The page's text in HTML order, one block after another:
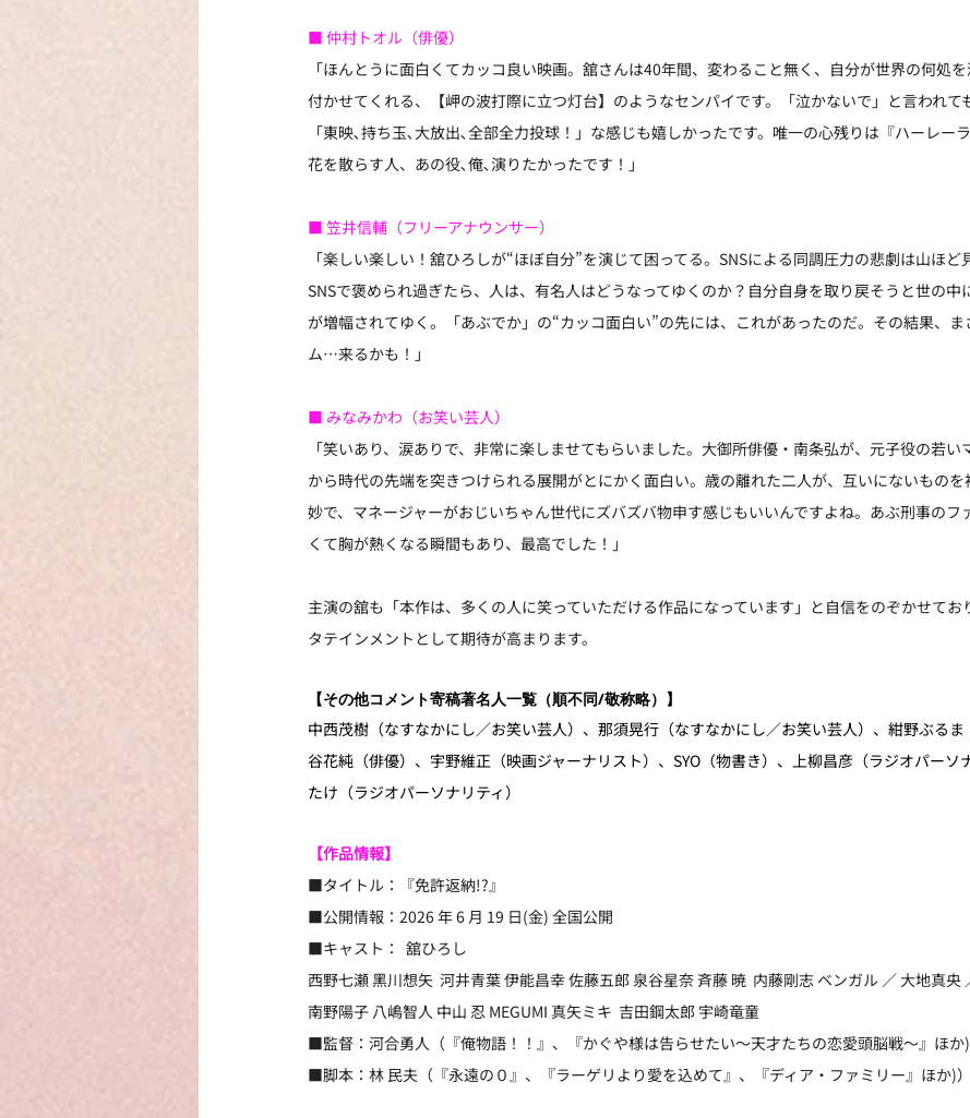
■ 仲村トオル（俳優）
「ほんとうに面白くてカッコ良い映画。舘さんは40年間、変わること無く、自分が世界の何処
付かせてくれる、【岬の波打際に立つ灯台】のようなセンパイです。「泣かないで」と言われて
「東映､持ち玉､大放出､全部全力投球！」な感じも嬉しかったです。唯一の心残りは『ハーレー
花を散らす人、あの役､俺､演りたかったです！」
■ 笠井信輔（フリーアナウンサー）
「楽しい楽しい！舘ひろしが“ほぼ自分”を演じて困ってる。SNSによる同調圧力の悲劇は山ほど
SNSで褒められ過ぎたら、人は、有名人はどうなってゆくのか？自分自身を取り戻そうと世の中
が増幅されてゆく。「あぶでか」の“カッコ面白い”の先には、これがあったのだ。その結果、
ム…来るかも！」
■ みなみかわ（お笑い芸人）
「笑いあり、涙ありで、非常に楽しませてもらいました。大御所俳優・南条弘が、元子役の若い
から時代の先端を突きつけられる展開がとにかく面白い。歳の離れた二人が、互いにないもの
妙で、マネージャーがおじいちゃん世代にズバズバ物申す感じもいいんですよね。あぶ刑事のフ
くて胸が熱くなる瞬間もあり、最高でした！」
主演の舘も「本作は、多くの人に笑っていただける作品になっています」と自信をのぞかせてお
タテインメントとして期待が高まります。
【その他コメント寄稿著名人一覧（順不同/敬称略）】
中西茂樹（なすなかにし／お笑い芸人）、那須晃行（なすなかにし／お笑い芸人）、紺野ぶる
谷花純（俳優）、宇野維正（映画ジャーナリスト）、SYO（物書き）、上柳昌彦（ラジオパーソ
たけ（ラジオパーソナリティ）
【作品情報】
■タイトル：『免許返納!?』
■公開情報：2026 年 6 月 19 日(金) 全国公開
■キャスト：  舘ひろし
⻄野七瀬 ⿊川想⽮  河井⻘葉 伊能昌幸 佐藤五郎 泉⾕星奈 ⻫藤 暁  内藤剛志 ベンガル ／ 大地真央
南野陽子 ⼋嶋智人 中⼭ 忍 MEGUMI 真⽮ミキ  吉⽥鋼太郎 宇崎竜童
■監督：河合勇人（『俺物語！！』、『かぐや様は告らせたい〜天才たちの恋愛頭脳戦〜』ほか)
■脚本：林 民夫（『永遠の０』、『ラーゲリより愛を込めて』、『ディア・ファミリー』ほか)）